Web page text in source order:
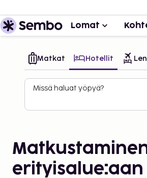
Lomat
Matkat Hotellit
Missä haluat yöpyä?
erityisalue:aan